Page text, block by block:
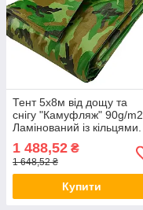
Тент 5х8м від дощу та
снігу "Камуфляж" 90g/m2.
Ламінований із кільцями.
1 488,52 ₴
1 648,52 ₴
Купити